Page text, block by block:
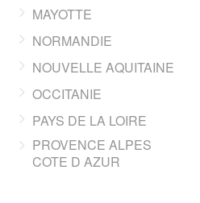
MAYOTTE
NORMANDIE
NOUVELLE AQUITAINE
OCCITANIE
PAYS DE LA LOIRE
PROVENCE ALPES
COTE D AZUR